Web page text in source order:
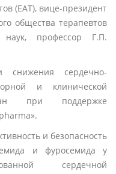
(ЕАТ), вице-президент
общества терапевтов
профессор Г.П.
снижения сердечно-
и клинической
при поддержке
и безопасность
и фуросемида у
сердечной